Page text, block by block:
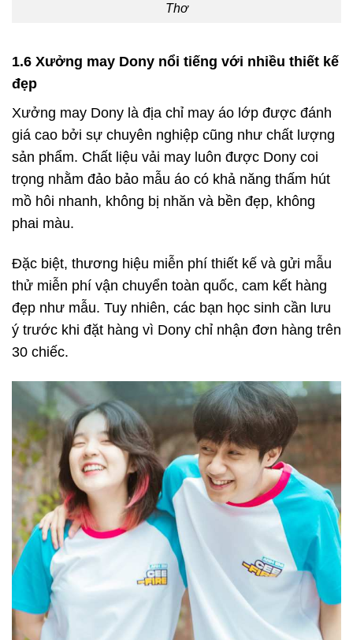
Thơ
1.6 Xưởng may Dony nổi tiếng với nhiều thiết kế
đẹp
Xưởng may Dony là địa chỉ may áo lớp được đánh
giá cao bởi sự chuyên nghiệp cũng như chất lượng
sản phẩm. Chất liệu vải may luôn được Dony coi
trọng nhằm đảo bảo mẫu áo có khả năng thấm hút
mồ hôi nhanh, không bị nhăn và bền đẹp, không
phai màu.
Đặc biệt, thương hiệu miễn phí thiết kế và gửi mẫu
thử miễn phí vận chuyển toàn quốc, cam kết hàng
đẹp như mẫu. Tuy nhiên, các bạn học sinh cần lưu
ý trước khi đặt hàng vì Dony chỉ nhận đơn hàng trên
30 chiếc.